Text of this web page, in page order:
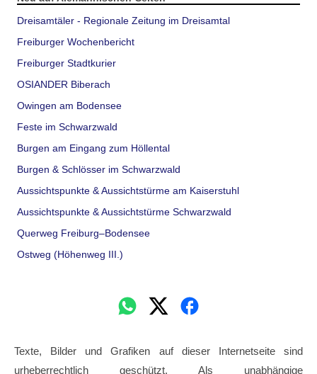
Dreisamtäler - Regionale Zeitung im Dreisamtal
Freiburger Wochenbericht
Freiburger Stadtkurier
OSIANDER Biberach
Owingen am Bodensee
Feste im Schwarzwald
Burgen am Eingang zum Höllental
Burgen & Schlösser im Schwarzwald
Aussichtspunkte & Aussichtstürme am Kaiserstuhl
Aussichtspunkte & Aussichtstürme Schwarzwald
Querweg Freiburg–Bodensee
Ostweg (Höhenweg III.)
Texte, Bilder und Grafiken auf dieser Internetseite sind
urheberrechtlich geschützt. Als unabhängige